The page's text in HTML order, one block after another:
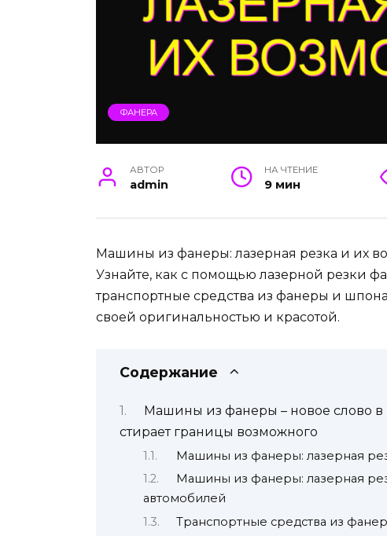
ФАНЕРА
АВТОР
admin
НА ЧТЕНИЕ
9 мин
Машины из фанеры: лазерная резка и их
Узнайте, как с помощью лазерной резки
транспортные средства из фанеры и
своей оригинальностью и красотой.
Содержание
Машины из фанеры – новое слово
стирает границы возможного
Машины из фанеры: лазерная
Машины из фанеры: лазерная
автомобилей
Транспортные средства из